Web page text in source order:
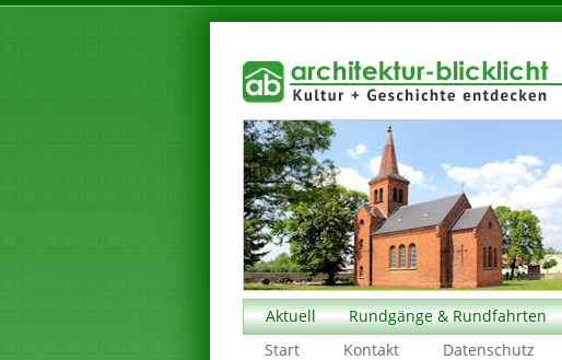
Aktuell Rundgänge & Rundfahrten
Start
Kontakt Datenschutz